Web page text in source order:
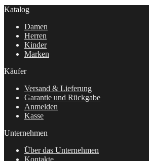
Katalog
Damen
Herren
Kinder
Marken
Käufer
Versand & Lieferung
Garantie und Rückgabe
Anmelden
Kasse
Unternehmen
Über das Unternehmen